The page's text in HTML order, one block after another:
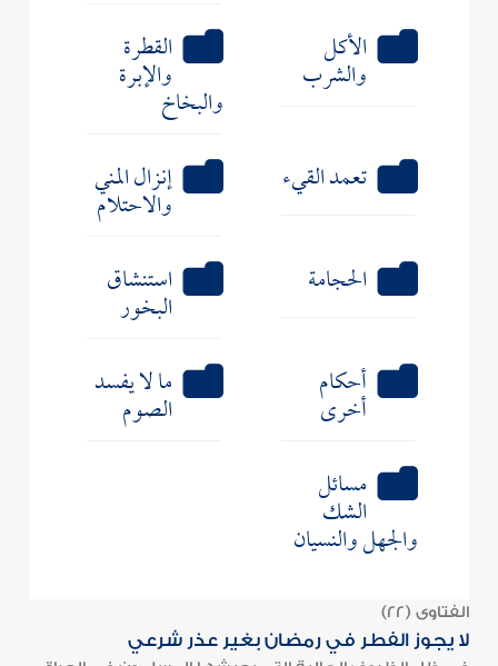
الأكل
والشرب
القطرة
والإبرة
والبخاخ
تعمد القيء
إنزال المني
والاحتلام
الحجامة
استنشاق
البخور
أحكام
أخرى
ما لا يفسد
الصوم
مسائل
الشك
والجهل والنسيان
الفتاوى (22)
لا يجوز الفطر في رمضان بغير عذر شرعي